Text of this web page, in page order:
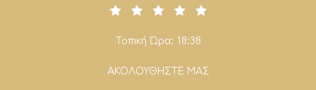
Τοπική Ώρα: 18:39
ΑΚΟΛΟΥΘΗΣΤΕ ΜΑΣ